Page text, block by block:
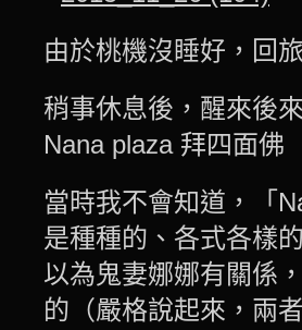
由於桃機沒睡好，回
稍事休息後，醒來後
Nana plaza 拜四面佛
當時我不會知道，「
是種種的、各式各樣
以為鬼妻娜娜有關係
的（嚴格說起來，兩